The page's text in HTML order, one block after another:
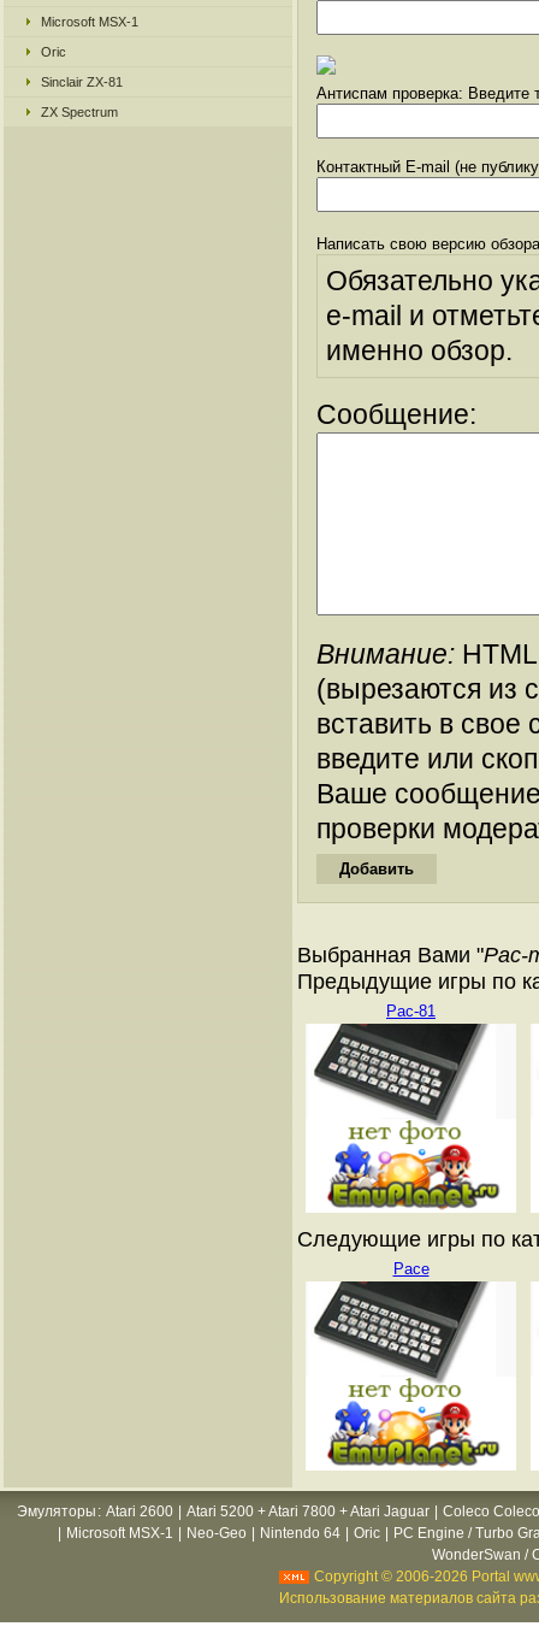
Microsoft MSX-1
Oric
Sinclair ZX-81
ZX Spectrum
Антиспам проверка: Введите
Контактный E-mail (не
Написать свою версию
Обязательно
e-mail и
именно обзор.
Сообщение:
Внимание:
(вырезаются из
вставить в
введите или
Ваше
проверки
Выбранная Вами "Pac-
Предыдущие игры по
Pac-81
Следующие игры по
Pace
Эмуляторы : Atari 2600 Atari 5200 + Atari 7800 + Atari Jaguar
Coleco
Microsoft MSX-1 Neo-Geo Nintendo 64 Oric
PC Engine / Turbo
WonderSwan /
Copyright © 2006-2026 Portal
Использование материалов сайта